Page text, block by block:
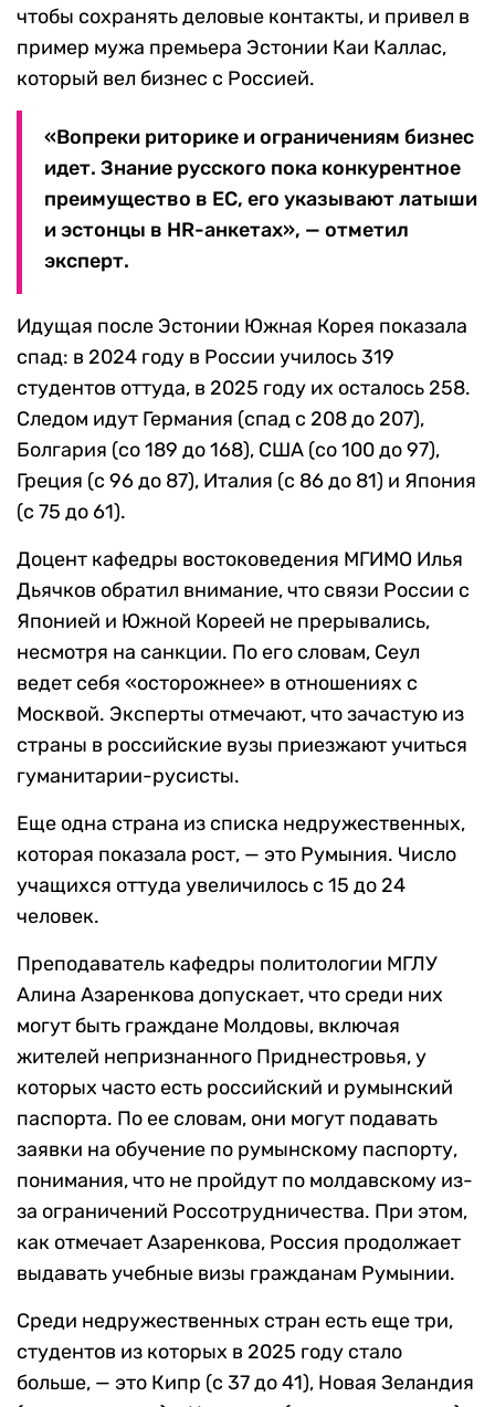
чтобы сохранять деловые контакты, и привел в
пример мужа премьера Эстонии Каи Каллас,
который вел бизнес с Россией.
«Вопреки риторике и ограничениям бизнес
идет. Знание русского пока конкурентное
преимущество в ЕС, его указывают латыши
и эстонцы в HR-анкетах», — отметил
эксперт.
Идущая после Эстонии Южная Корея показала
спад: в 2024 году в России училось 319
студентов оттуда, в 2025 году их осталось 258.
Следом идут Германия (спад с 208 до 207),
Болгария (со 189 до 168), США (со 100 до 97),
Греция (с 96 до 87), Италия (с 86 до 81) и Япония
(с 75 до 61).
Доцент кафедры востоковедения МГИМО Илья
Дьячков обратил внимание, что связи России с
Японией и Южной Кореей не прерывались,
несмотря на санкции. По его словам, Сеул
ведет себя «осторожнее» в отношениях с
Москвой. Эксперты отмечают, что зачастую из
страны в российские вузы приезжают учиться
гуманитарии-русисты.
Еще одна страна из списка недружественных,
которая показала рост, — это Румыния. Число
учащихся оттуда увеличилось с 15 до 24
человек.
Преподаватель кафедры политологии МГЛУ
Алина Азаренкова допускает, что среди них
могут быть граждане Молдовы, включая
жителей непризнанного Приднестровья, у
которых часто есть российский и румынский
паспорта. По ее словам, они могут подавать
заявки на обучение по румынскому паспорту,
понимания, что не пройдут по молдавскому из-
за ограничений Россотрудничества. При этом,
как отмечает Азаренкова, Россия продолжает
выдавать учебные визы гражданам Румынии.
Среди недружественных стран есть еще три,
студентов из которых в 2025 году стало
больше, — это Кипр (с 37 до 41), Новая Зеландия